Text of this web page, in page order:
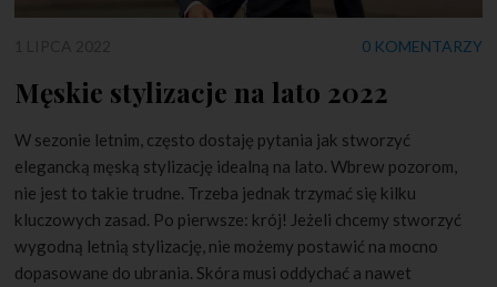
0 KOMENTARZY
Męskie stylizacje na lato 2022
W sezonie letnim, często dostaję pytania jak stworzyć
elegancką męską stylizację idealną na lato. Wbrew pozorom,
nie jest to takie trudne. Trzeba jednak trzymać się kilku
kluczowych zasad. Po pierwsze: krój! Jeżeli chcemy stworzyć
wygodną letnią stylizację, nie możemy postawić na mocno
dopasowane do ubrania. Skóra musi oddychać a nawet